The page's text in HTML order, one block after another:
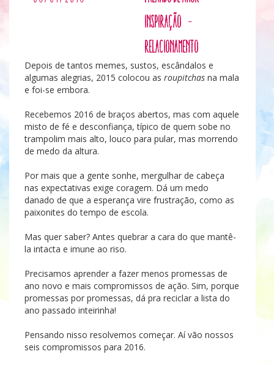
Inspiração -
Relacionamento
Depois de tantos memes, sustos, escândalos e
algumas alegrias, 2015 colocou as roupitchas na mala
e foi-se embora.
Recebemos 2016 de braços abertos, mas com aquele
misto de fé e desconfiança, típico de quem sobe no
trampolim mais alto, louco para pular, mas morrendo
de medo da altura.
Por mais que a gente sonhe, mergulhar de cabeça
nas expectativas exige coragem. Dá um medo
danado de que a esperança vire frustração, como as
paixonites do tempo de escola.
Mas quer saber? Antes quebrar a cara do que mantê-
la intacta e imune ao riso.
Precisamos aprender a fazer menos promessas de
ano novo e mais compromissos de ação. Sim, porque
promessas por promessas, dá pra reciclar a lista do
ano passado inteirinha!
Pensando nisso resolvemos começar. Aí vão nossos
seis compromissos para 2016.